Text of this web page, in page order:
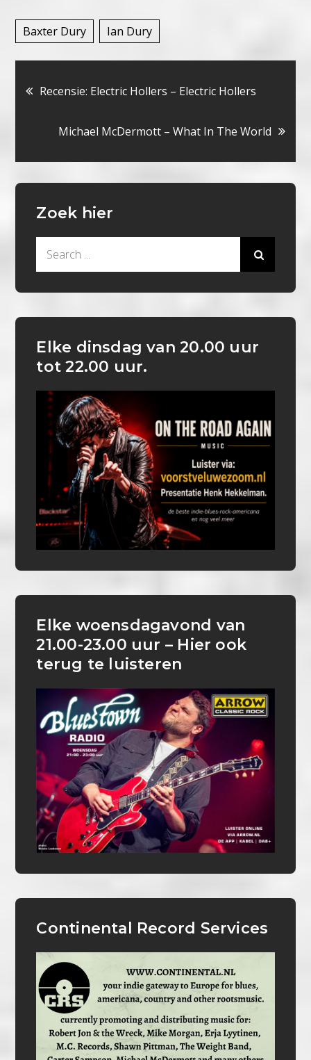
Baxter Dury Ian Dury
Bericht
navigatie
Recensie: Electric Hollers – Electric Hollers
Michael McDermott – What In The World
Zoek hier
Elke dinsdag van 20.00 uur
tot 22.00 uur.
Elke woensdagavond van
21.00-23.00 uur – Hier ook
terug te luisteren
Continental Record Services